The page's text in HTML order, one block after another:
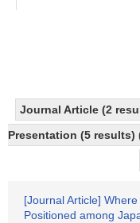
Journal Article (2
Presentation (5 results)
[Journal Article]
Positioned among